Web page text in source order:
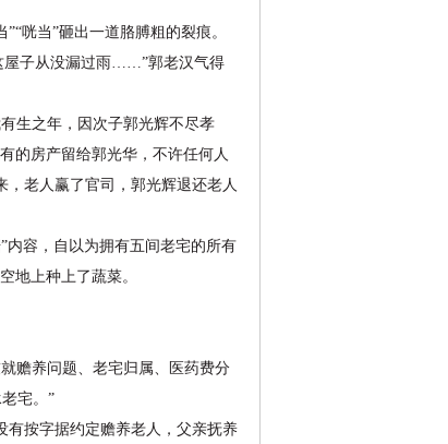
咣当”砸出一道胳膊粗的裂痕。
屋子从没漏过雨……”郭老汉气得
生之年，因次子郭光辉不尽孝
的房产留给郭光华，不许任何人
老人赢了官司，郭光辉退还老人
容，自以为拥有五间老宅的所有
地上种上了蔬菜。
赡养问题、老宅归属、医药费分
宅。”
按字据约定赡养老人，父亲抚养